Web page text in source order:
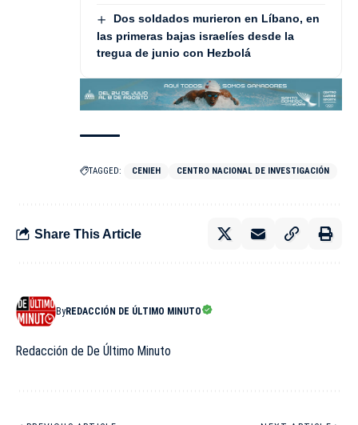
Dos soldados murieron en Líbano, en
las primeras bajas israelíes desde la
tregua de junio con Hezbolá
TAGGED: CENIEH CENTRO NACIONAL DE INVESTIGACIÓN
Share This Article
ByREDACCIÓN DE ÚLTIMO MINUTO
Redacción de De Último Minuto